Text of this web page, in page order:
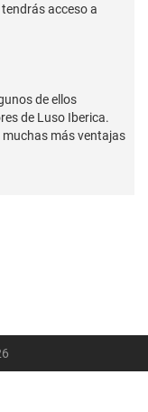
acceso a
de ellos
de Luso Iberica.
más ventajas